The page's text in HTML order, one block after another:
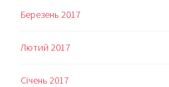
Березень 2017
Лютий 2017
Січень 2017